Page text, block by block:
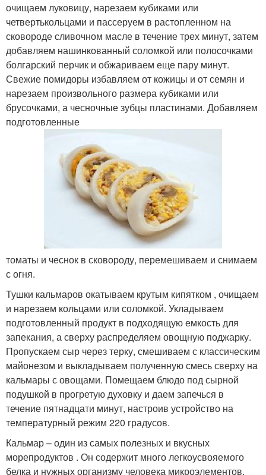
очищаем луковицу, нарезаем кубиками или
четвертькольцами и пассеруем в растопленном на
сковороде сливочном масле в течение трех минут, затем
добавляем нашинкованный соломкой или полосочками
болгарский перчик и обжариваем еще пару минут.
Свежие помидоры избавляем от кожицы и от семян и
нарезаем произвольного размера кубиками или
брусочками, а чесночные зубцы пластинами. Добавляем
подготовленные
томаты и чеснок в сковороду, перемешиваем и снимаем
с огня.
Тушки кальмаров окатываем крутым кипятком , очищаем
и нарезаем кольцами или соломкой. Укладываем
подготовленный продукт в подходящую емкость для
запекания, а сверху распределяем овощную поджарку.
Пропускаем сыр через терку, смешиваем с классическим
майонезом и выкладываем полученную смесь сверху на
кальмары с овощами. Помещаем блюдо под сырной
подушкой в прогретую духовку и даем запечься в
течение пятнадцати минут, настроив устройство на
температурный режим 220 градусов.
Кальмар – один из самых полезных и вкусных
морепродуктов . Он содержит много легкоусвояемого
белка и нужных организму человека микроэлементов.